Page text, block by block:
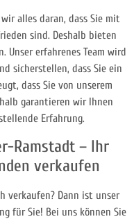
alles daran, dass Sie mit
sind. Deshalb bieten
erfahrenes Team wird
sicherstellen, dass Sie ein
dass Sie von unserem
garantieren wir Ihnen
Erfahrung.
Ramstadt – Ihr
verkaufen
verkaufen? Dann ist unser
für Sie! Bei uns können Sie